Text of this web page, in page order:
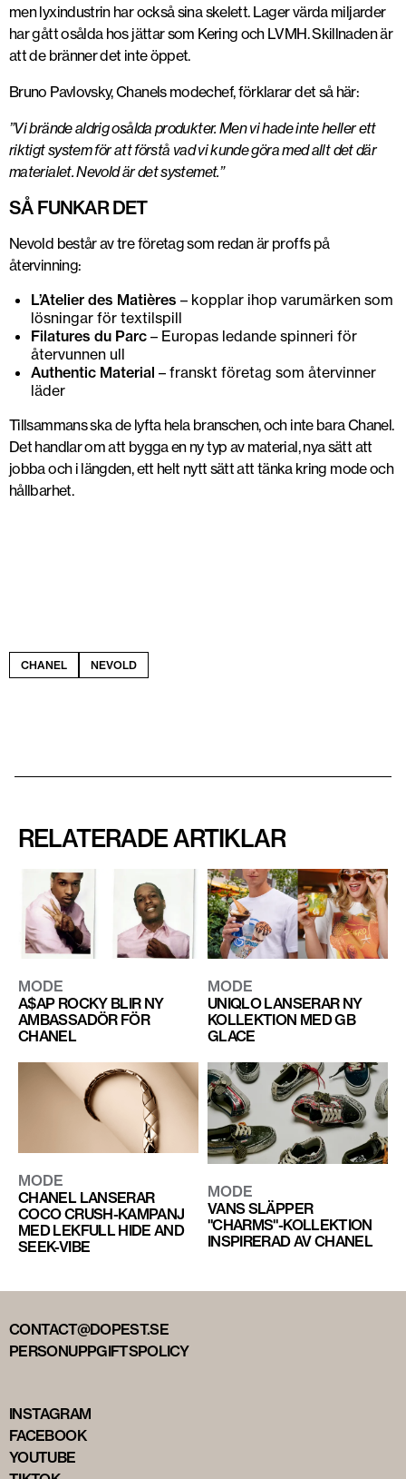
men lyxindustrin har också sina skelett. Lager värda miljarder
har gått osålda hos jättar som Kering och LVMH. Skillnaden är
att de bränner det inte öppet.
Bruno Pavlovsky, Chanels modechef, förklarar det så här:
”Vi brände aldrig osålda produkter. Men vi hade inte heller ett
riktigt system för att förstå vad vi kunde göra med allt det där
materialet. Nevold är det systemet.”
SÅ FUNKAR DET
Nevold består av tre företag som redan är proffs på
återvinning:
L’Atelier des Matières – kopplar ihop varumärken som
lösningar för textilspill
Filatures du Parc – Europas ledande spinneri för
återvunnen ull
Authentic Material – franskt företag som återvinner
läder
Tillsammans ska de lyfta hela branschen, och inte bara Chanel.
Det handlar om att bygga en ny typ av material, nya sätt att
jobba och i längden, ett helt nytt sätt att tänka kring mode och
hållbarhet.
CHANEL NEVOLD
RELATERADE ARTIKLAR
MODE
A$AP ROCKY BLIR NY
AMBASSADÖR FÖR
CHANEL
MODE
UNIQLO LANSERAR NY
KOLLEKTION MED GB
GLACE
MODE
CHANEL LANSERAR
COCO CRUSH-KAMPANJ
MED LEKFULL HIDE AND
SEEK-VIBE
MODE
VANS SLÄPPER
"CHARMS"-KOLLEKTION
INSPIRERAD AV CHANEL
CONTACT@DOPEST.SE
PERSONUPPGIFTSPOLICY
INSTAGRAM
FACEBOOK
YOUTUBE